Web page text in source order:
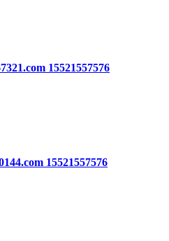
15521557576
15521557576